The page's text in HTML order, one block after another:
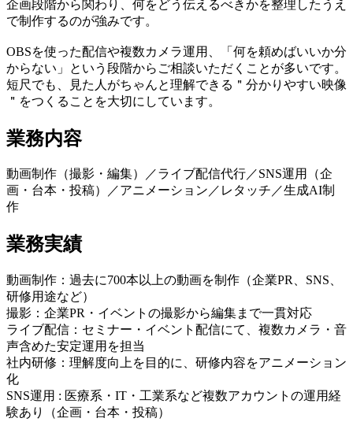
企画段階から関わり、何をどう伝えるべきかを整理したうえ
で制作するのが強みです。
OBSを使った配信や複数カメラ運用、「何を頼めばいいか分
からない」という段階からご相談いただくことが多いです。
短尺でも、見た人がちゃんと理解できる＂分かりやすい映像
＂をつくることを大切にしています。
業務内容
動画制作（撮影・編集）／ライブ配信代行／SNS運用（企
画・台本・投稿）／アニメーション／レタッチ／生成AI制
作
業務実績
動画制作：過去に700本以上の動画を制作（企業PR、SNS、
研修用途など）
撮影：企業PR・イベントの撮影から編集まで一貫対応
ライブ配信：セミナー・イベント配信にて、複数カメラ・音
声含めた安定運用を担当
社内研修：理解度向上を目的に、研修内容をアニメーション
化
SNS運用 : 医療系・IT・工業系など複数アカウントの運用経
験あり（企画・台本・投稿）